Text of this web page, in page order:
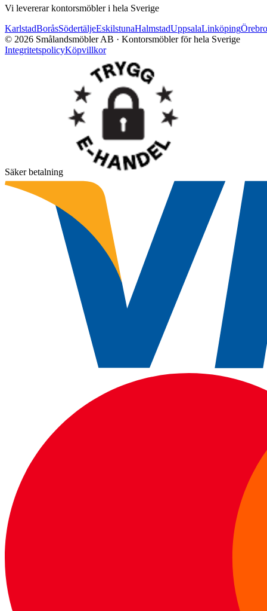
Vi levererar kontorsmöbler i hela Sverige
KarlstadBoråsSödertäljeEskilstunaHalmstadUppsalaLinköpingÖrebro
© 2026 Smålandsmöbler AB · Kontorsmöbler för hela Sverige
IntegritetspolicyKöpvillkor
Säker betalning